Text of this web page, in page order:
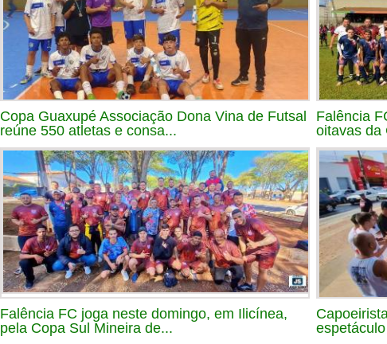
Copa Guaxupé Associação Dona Vina de Futsal
reúne 550 atletas e consa...
Falência
oitavas da
Falência FC joga neste domingo, em Ilicínea,
pela Copa Sul Mineira de...